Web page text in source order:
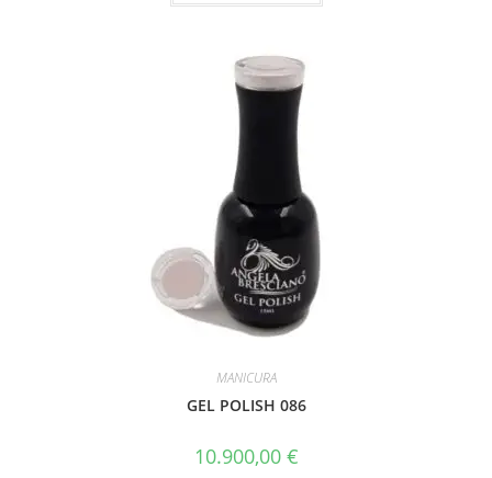
MANICURA
GEL POLISH 086
10.900,00 €